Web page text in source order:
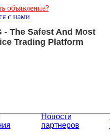
объявление?
с нами
The Safest And Most
Trading Platform
Новости
партнеров